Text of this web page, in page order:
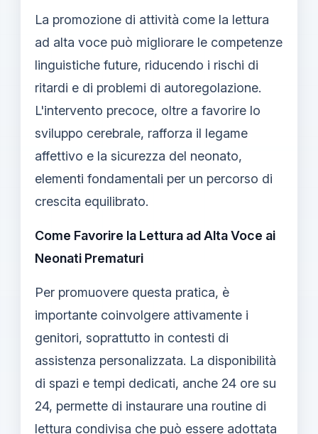
La promozione di attività come la lettura
ad alta voce può migliorare le competenze
linguistiche future, riducendo i rischi di
ritardi e di problemi di autoregolazione.
L'intervento precoce, oltre a favorire lo
sviluppo cerebrale, rafforza il legame
affettivo e la sicurezza del neonato,
elementi fondamentali per un percorso di
crescita equilibrato.
Come Favorire la Lettura ad Alta Voce ai
Neonati Prematuri
Per promuovere questa pratica, è
importante coinvolgere attivamente i
genitori, soprattutto in contesti di
assistenza personalizzata. La disponibilità
di spazi e tempi dedicati, anche 24 ore su
24, permette di instaurare una routine di
lettura condivisa che può essere adottata